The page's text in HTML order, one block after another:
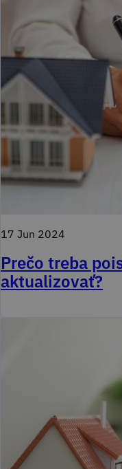
17 Jun 2024
Prečo treba
aktualizovať?